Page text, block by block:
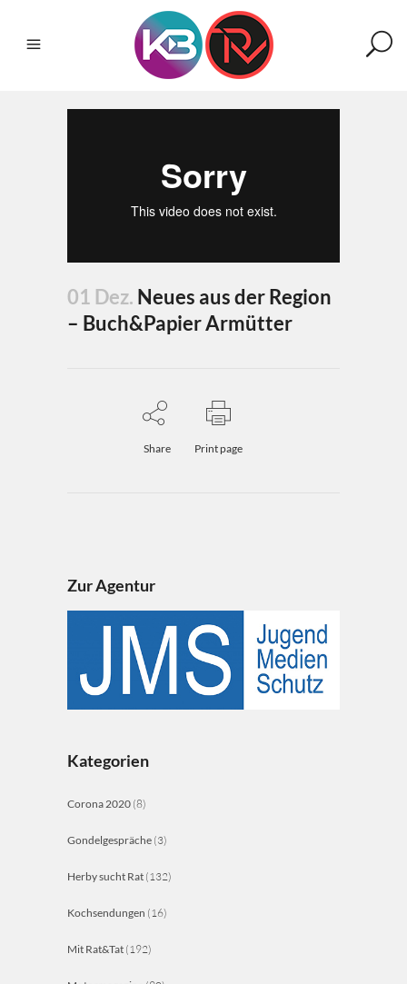
01 Dez. Neues aus der Region
– Buch&Papier Armütter
Share Print page
Zur Agentur
Kategorien
Corona 2020 (8)
Gondelgespräche (3)
Herby sucht Rat (132)
Kochsendungen (16)
Mit Rat&Tat (192)